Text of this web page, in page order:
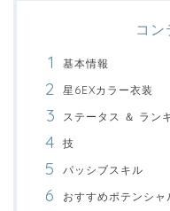
コン
基本情報
星6EXカラー衣装
ステータス ＆ ラン
技
パッシブスキル
おすすめポテンシャ